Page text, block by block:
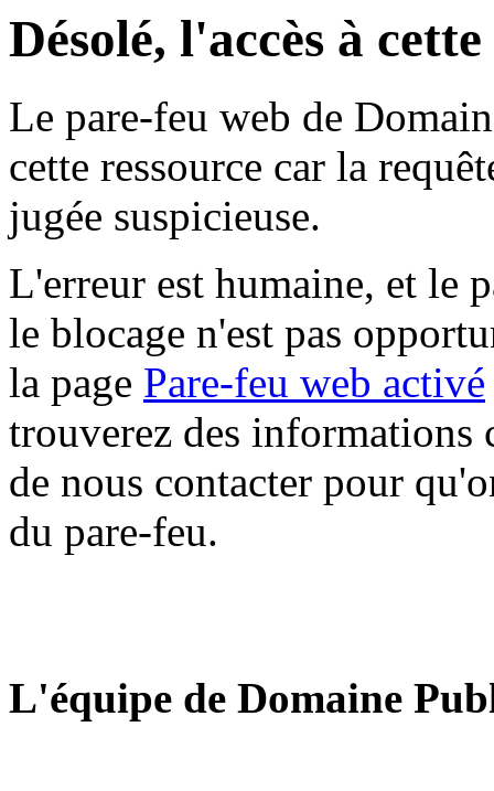
Désolé, l'accès à
Le pare-feu web de
cette ressource car la
jugée suspicieuse.
L'erreur est humaine, et le
le blocage n'est pas
la page Pare-feu web activé
trouverez des informations
de nous contacter pour
du pare-feu.
L'équipe de Domaine